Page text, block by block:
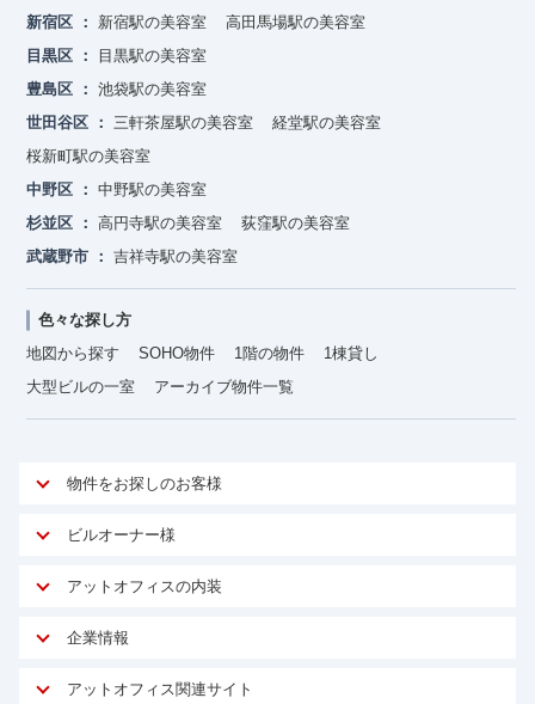
新宿区
新宿駅の美容室
高田馬場駅の美容室
目黒区
目黒駅の美容室
豊島区
池袋駅の美容室
世田谷区
三軒茶屋駅の美容室
経堂駅の美容室
桜新町駅の美容室
中野区
中野駅の美容室
杉並区
高円寺駅の美容室
荻窪駅の美容室
武蔵野市
吉祥寺駅の美容室
色々な探し方
地図から探す
SOHO物件 1階の物件
1棟貸し
大型ビルの一室
アーカイブ物件一覧
物件をお探しのお客様
アットオフィスが選ばれる理由
ご契約者様インタビュー
オフィスお役立ちコラム
ビルオーナー様
オーナー様向けサービス
マイソク作成
物件情報から成約賃料を予測
アットオフィスの内装
サービス内容
内装に関するよくある質問
企業情報
アットオフィス関連サイト